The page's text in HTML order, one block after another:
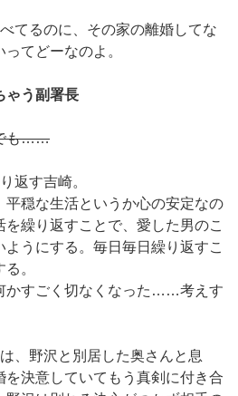
てるのに、その家の離婚してな
てどーなのよ。
ゃう副署長
も……
返す吉崎。
平穏な生活というか心の安定なの
繰り返すことで、愛した男のこ
うにする。毎日毎日繰り返すこ
。
かすごく切なくなった……考えす
、野沢と別居した奥さんと息
決意していてもう真剣に付き合